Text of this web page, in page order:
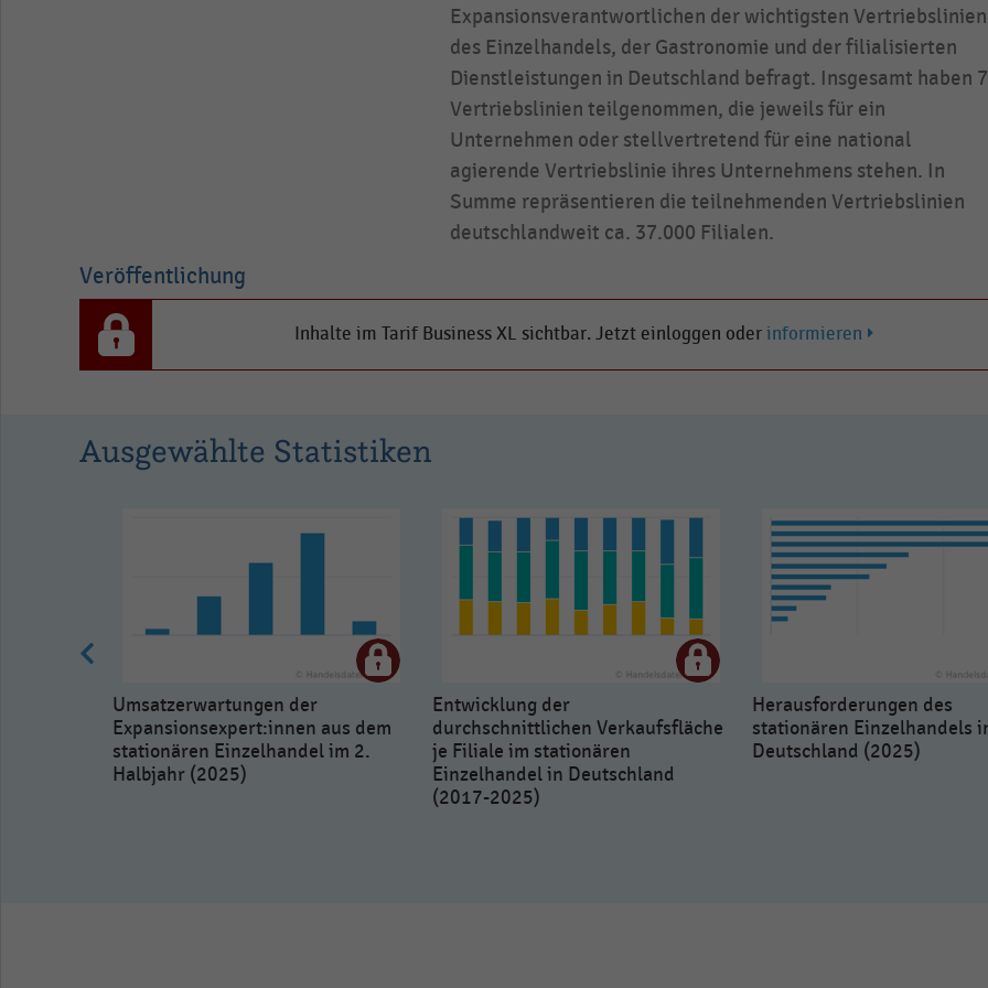
Expansionsverantwortlichen der wichtigsten Vertriebslinien
des Einzelhandels, der Gastronomie und der filialisierten
Dienstleistungen in Deutschland befragt. Insgesamt haben
Vertriebslinien teilgenommen, die jeweils für ein
Unternehmen oder stellvertretend für eine national
agierende Vertriebslinie ihres Unternehmens stehen. In
Summe repräsentieren die teilnehmenden Vertriebslinien
deutschlandweit ca. 37.000 Filialen.
Veröffentlichung
Inhalte im Tarif Business XL sichtbar. Jetzt einloggen oder informieren
Ausgewählte Statistiken
Umsatzerwartungen der
Expansionsexpert:innen aus dem
stationären Einzelhandel im 2.
Halbjahr (2025)
Entwicklung der
durchschnittlichen Verkaufsfläche
je Filiale im stationären
Einzelhandel in Deutschland
(2017-2025)
Herausforderungen des
stationären Einzelhandels
Deutschland (2025)